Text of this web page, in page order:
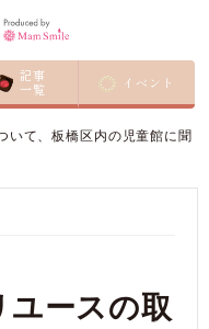
記事
一覧
イベント
ーナ特集/
いて、板橋区内の児童館に聞
ースの取